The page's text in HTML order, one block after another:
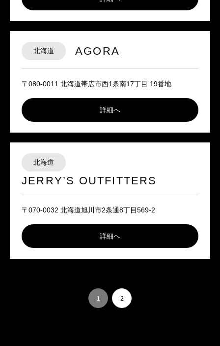
北海道 AGORA
〒080-0011 北海道帯広市西1条南17丁目 19番地
詳細へ
北海道
JERRY’S OUTFITTERS
〒070-0032 北海道旭川市2条通8丁目569-2
詳細へ
1 2